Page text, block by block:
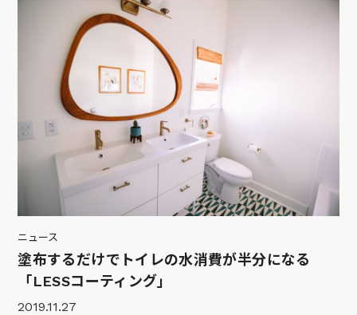
ニュース
塗布するだけでトイレの水消費が半分になる
「LESSコーティング」
2019.11.27